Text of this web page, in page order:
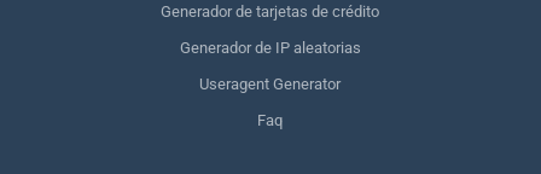
Generador de tarjetas de crédito
Generador de IP aleatorias
Useragent Generator
Faq